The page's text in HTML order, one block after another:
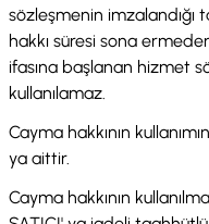
sözleşmenin
hakkı süresi sona
ifasına başlanan hizmet
kullanılamaz.
Cayma hakkının
ya aittir.
Cayma hakkının